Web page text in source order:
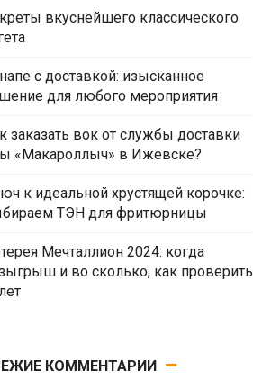
вкуснейшего классического
с доставкой: изысканное
для любого мероприятия
заказать вок от службы доставки
«Макароллыч» в Ижевске?
к идеальной хрустящей корочке:
ТЭН для фритюрницы
Мечталлион 2024: когда
и во сколько, как проверить
КОММЕНТАРИИ